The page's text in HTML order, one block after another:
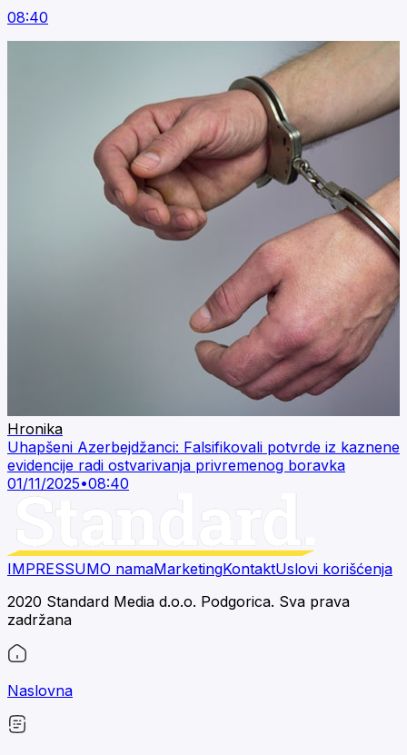
08:40
Hronika
Uhapšeni Azerbejdžanci: Falsifikovali potvrde iz kaznene
evidencije radi ostvarivanja privremenog boravka
01/11/2025•08:40
IMPRESSUMO namaMarketingKontaktUslovi korišćenja
2020 Standard Media d.o.o. Podgorica. Sva prava
zadržana
Naslovna